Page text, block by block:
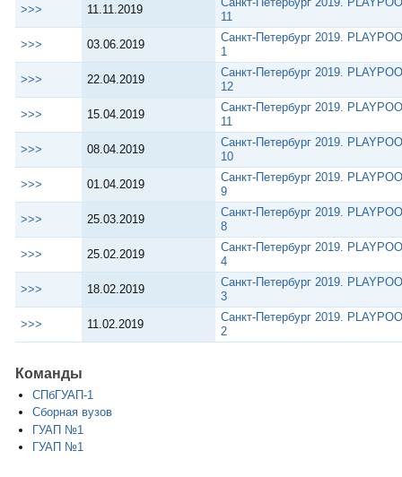
>>> 11.11.2019
11
>>> 03.06.2019
Санкт-Петербург 2019.
1
>>> 22.04.2019
Санкт-Петербург 2019.
12
>>> 15.04.2019
Санкт-Петербург 2019.
11
>>> 08.04.2019
Санкт-Петербург 2019.
10
>>> 01.04.2019
Санкт-Петербург 2019.
9
>>> 25.03.2019
Санкт-Петербург 2019.
8
>>> 25.02.2019
Санкт-Петербург 2019.
4
>>> 18.02.2019
Санкт-Петербург 2019.
3
>>> 11.02.2019
Санкт-Петербург 2019.
2
Команды
СПбГУАП-1
Сборная вузов
ГУАП №1
ГУАП №1